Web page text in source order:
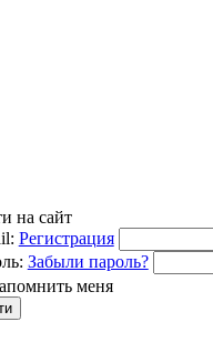
на сайт
Регистрация
Забыли пароль?
меня